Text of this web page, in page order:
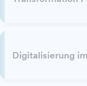
Digitalisierung